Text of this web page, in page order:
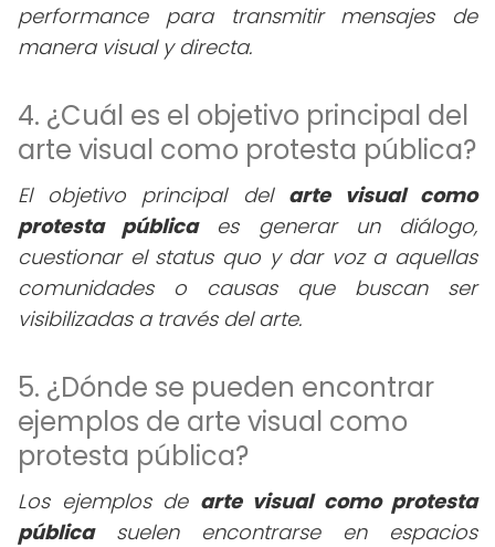
performance para transmitir mensajes de
manera visual y directa.
4. ¿Cuál es el objetivo principal del
arte visual como protesta pública?
El objetivo principal del arte visual como
protesta públicaes generar un diálogo,
cuestionar el status quo y dar voz a aquellas
comunidades o causas que buscan ser
visibilizadas a través del arte.
5. ¿Dónde se pueden encontrar
ejemplos de arte visual como
protesta pública?
Los ejemplos de arte visual como protesta
públicasuelen encontrarse en espacios